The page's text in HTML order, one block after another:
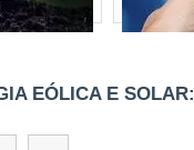
EÓLICA E SOLAR: